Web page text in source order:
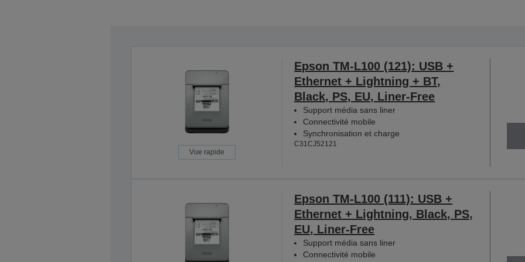
Vue rapide
Epson TM-L100 (121): USB +
Ethernet + Lightning + BT,
Black, PS, EU, Liner-Free
Support média sans liner
Connectivité mobile
Synchronisation et charge
C31CJ52121
Epson TM-L100 (111): USB +
Ethernet + Lightning, Black, PS,
EU, Liner-Free
Support média sans liner
Connectivité mobile